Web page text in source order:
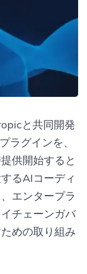
と共同開発
ラグインを、
供開始すると
るAIコーディ
エンタープラ
チェーンガバ
めの取り組み